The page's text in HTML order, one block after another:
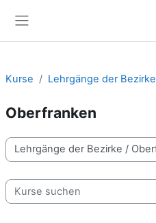
Kurse Lehrgänge der Bezirke
Oberfranken
Kursbereiche
Kurse suchen